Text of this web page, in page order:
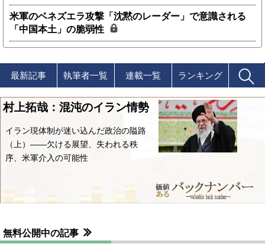
米軍のベネズエラ攻撃「沈黙のレーダー」で意識される
「中国本土」の脆弱性
最新記事 執筆者一覧 連載一覧 ランキング
村上拓哉：混沌のイラン情勢
イラン現体制が迷い込んだ政治の隘路
（上）――欠ける展望、失われる秩
序、米軍介入の可能性
無料公開中の記事